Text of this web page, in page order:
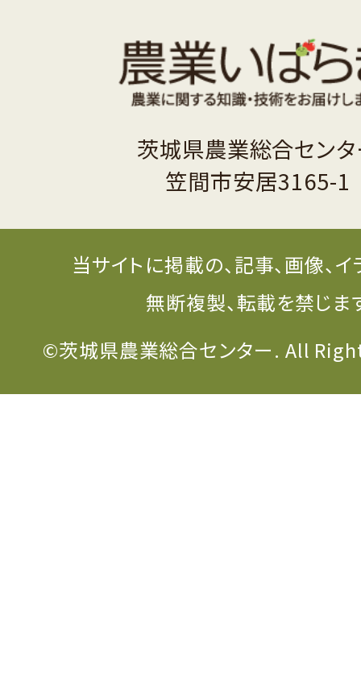
茨城県農業総合セン
笠間市安居3165-1
当サイトに掲載の、記事、画像、
無断複製、転載を禁じま
©茨城県農業総合センター. All